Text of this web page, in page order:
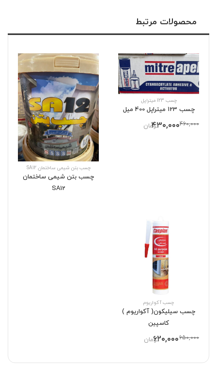
محصولات مرتبط
چسب 123 میتراپل
چسب 123 میتراپل 400 میل
460,000
430,000تومان
چسب بتن شیمی ساختمان SA12
چسب بتن شیمی ساختمان
SA12
چسب آکواریوم
چسب سیلیکون( آکواریوم )
کاسپین
650,000
620,000تومان